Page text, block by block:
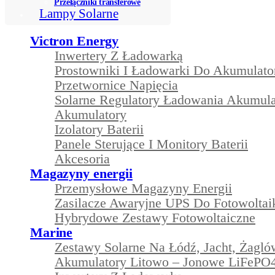
Przełączniki transferowe
Lampy Solarne
Victron Energy
Inwertery Z Ładowarką
Prostowniki I Ładowarki Do
Przetwornice Napięcia
Solarne Regulatory Ładowania
Akumulatory
Izolatory Baterii
Panele Sterujące I Monitory Baterii
Akcesoria
Magazyny energii
Przemysłowe Magazyny Energii
Zasilacze Awaryjne UPS Do
Hybrydowe Zestawy Fotowoltaiczne
Marine
Zestawy Solarne Na Łódź, Jacht,
Akumulatory Litowo – Jonowe